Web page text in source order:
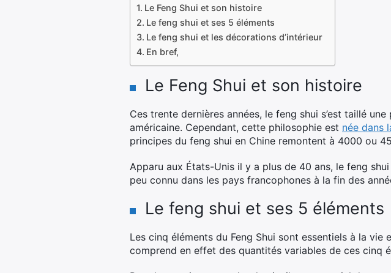
Le Feng Shui et son histoire
Le feng shui et ses 5 éléments
Le feng shui et les décorations d’intérieur
En bref,
Le Feng Shui et son histoire
Ces trente dernières années, le feng shui s’est taillé
américaine. Cependant, cette philosophie est née dans
principes du feng shui en Chine remontent à 4000 ou
Apparu aux États-Unis il y a plus de 40 ans, le feng
peu connu dans les pays francophones à la fin des
Le feng shui et ses 5 éléments
Les cinq éléments du Feng Shui sont essentiels à la
comprend en effet des quantités variables de ces cinq